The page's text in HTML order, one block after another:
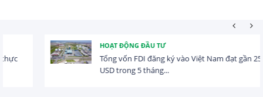
HOẠT ĐỘNG ĐẦU TƯ
Tổng vốn FDI đăng ký vào Việt Nam đạt gần 25 tỷ
USD trong 5 tháng...